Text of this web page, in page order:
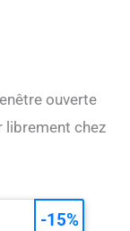
ouverte
librement chez
-15%